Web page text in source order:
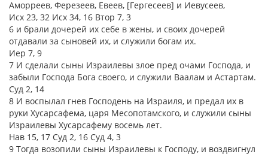
Аморреев, Ферезеев, Евеев, [Гергесеев] и Иевусеев,
Исх 23, 32 Исх 34, 16 Втор 7, 3
6 и брали дочерей их себе в жены, и своих дочерей
отдавали за сыновей их, и служили богам их.
Иер 7, 9
7 И сделали сыны Израилевы злое пред очами Господа, и
забыли Господа Бога своего, и служили Ваалам и Астартам.
Суд 2, 14
8 И воспылал гнев Господень на Израиля, и предал их в
руки Хусарсафема, царя Месопотамского, и служили сыны
Израилевы Хусарсафему восемь лет.
Нав 15, 17 Суд 2, 16 Суд 4, 3
9 Тогда возопили сыны Израилевы к Господу, и воздвигнул